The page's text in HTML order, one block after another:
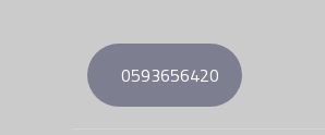
0593656420